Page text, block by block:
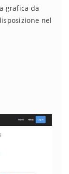
grafica da
nel